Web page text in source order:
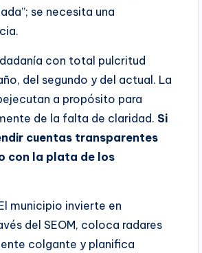
se necesita una
con total pulcritud
del segundo y del actual. La
a propósito para
de la falta de claridad.Si
cuentas transparentes
con la plata de los
municipio invierte en
del SEOM, coloca radares
colgante y planifica